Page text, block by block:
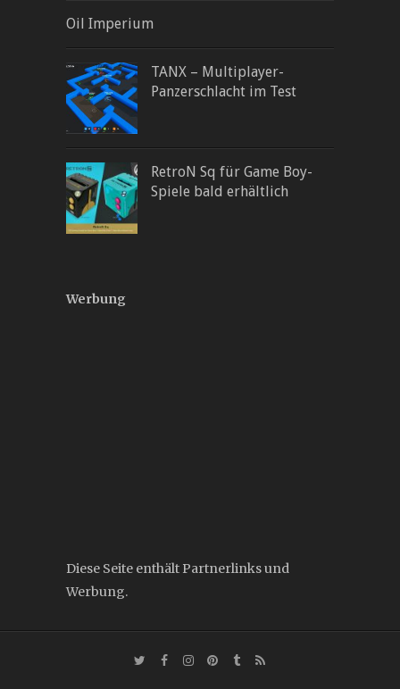
Oil Imperium
TANX – Multiplayer-
Panzerschlacht im Test
RetroN Sq für Game Boy-
Spiele bald erhältlich
Werbung
Diese Seite enthält Partnerlinks und
Werbung.